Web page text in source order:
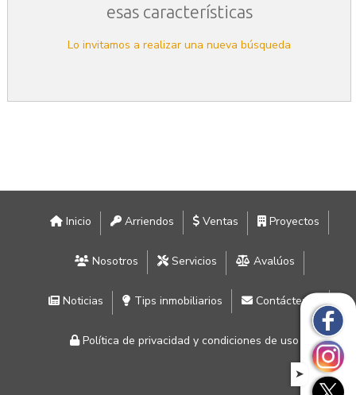
esas características
Lo invitamos a realizar una nueva búsqueda
Inicio Arriendos Ventas Proyectos
Nosotros Servicios Avalúos
Noticias Tips inmobiliarios Contáctenos
Política de privacidad y condiciones de uso
➤